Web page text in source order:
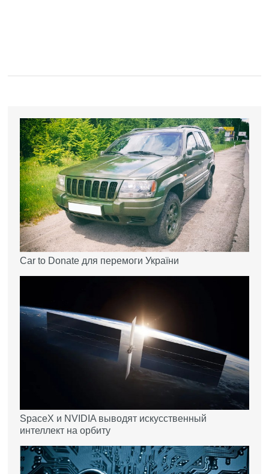
Car to Donate для перемоги України
SpaceX и NVIDIA выводят искусственный
интеллект на орбиту